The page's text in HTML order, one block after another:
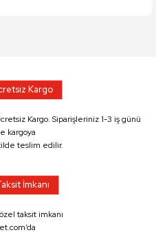
Kargo
Kargo. Siparişleriniz 1-3 iş günü
kargoya
teslim edilir.
İmkanı
taksit imkanı